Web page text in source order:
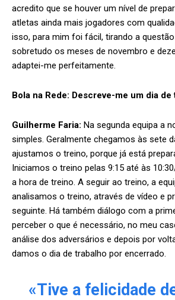
acredito que se houver um nível de
atletas ainda mais jogadores com
isso, para mim foi fácil, tirando a
sobretudo os meses de novembro e
adaptei-me perfeitamente.
Bola na Rede: Descreve-me um dia de
Guilherme Faria: Na segunda equipa a
simples. Geralmente chegamos às sete
ajustamos o treino, porque já está
Iniciamos o treino pelas 9:15 até às
a hora de treino. A seguir ao treino, a
analisamos o treino, através de vídeo e
seguinte. Há também diálogo com a
perceber o que é necessário, no meu
análise dos adversários e depois por
damos o dia de trabalho por encerrado.
«Tive a felicidade